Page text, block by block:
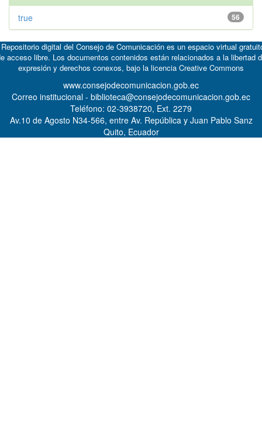
56
true
digital del Consejo de Comunicación es un espacio virtual
acceso libre. Los documentos contenidos están relacionados a la libertad
expresión y derechos conexos, bajo la licencia Creative Commons
www.consejodecomunicacion.gob.ec
Correo institucional - biblioteca@consejodecomunicacion.gob.ec
Teléfono: 02-3938720, Ext. 2279
Av.10 de Agosto N34-566, entre Av. República y Juan Pablo Sanz
Quito, Ecuador